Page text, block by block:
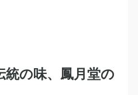
統の味、鳳月堂の